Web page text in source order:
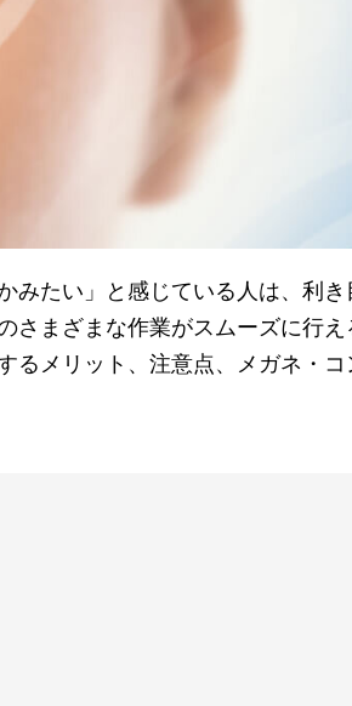
みたい」と感じている人は、利
さまざまな作業がスムーズに行
るメリット、注意点、メガネ・